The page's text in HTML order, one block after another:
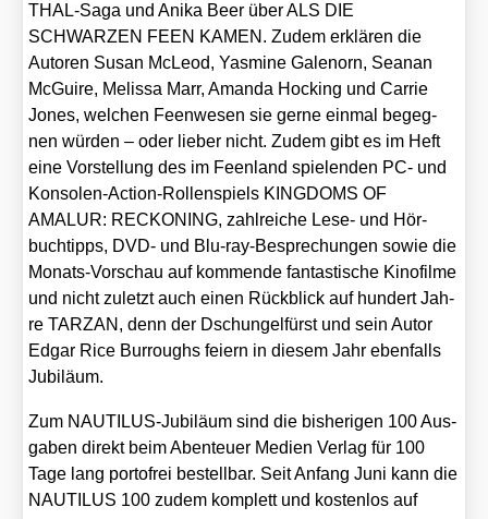
THAL-Saga und Anika Beer über ALS DIE
SCHWARZEN FEEN KAMEN. Zudem erklä­ren die
Autoren Sus­an McLeod, Yas­mi­ne Galen­orn, Seanan
McGui­re, Melis­sa Marr, Aman­da Hocking und Car­rie
Jones, wel­chen Feen­we­sen sie ger­ne ein­mal begeg­
nen wür­den – oder lie­ber nicht. Zudem gibt es im Heft
eine Vor­stel­lung des im Feen­land spie­len­den PC- und
Kon­so­len-Action-Rol­len­spiels KINGDOMS OF
AMALUR: RECKONING, zahl­rei­che Lese- und Hör­
buch­tipps, DVD- und Blu-ray-Bespre­chun­gen sowie die
Monats-Vor­schau auf kom­men­de fan­tas­ti­sche Kino­fil­me
und nicht zuletzt auch einen Rück­blick auf hun­dert Jah­
re TARZAN, denn der Dschun­gel­fürst und sein Autor
Edgar Rice Bur­roughs fei­ern in die­sem Jahr eben­falls
Jubi­lä­um.
Zum NAU­TI­LUS-Jubi­lä­um sind die bis­he­ri­gen 100 Aus­
ga­ben direkt beim Aben­teu­er Medi­en Ver­lag für 100
Tage lang por­to­frei bestell­bar. Seit Anfang Juni kann die
NAUTILUS 100 zudem kom­plett und kos­ten­los auf